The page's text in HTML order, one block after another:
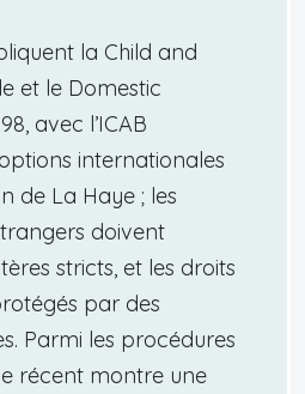
la Child and
et le Domestic
avec l’ICAB
internationales
de La Haye ; les
doivent
stricts, et les droits
par des
Parmi les procédures
récent montre une